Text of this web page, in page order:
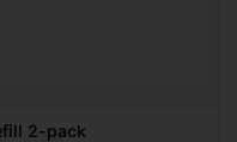
2-pack